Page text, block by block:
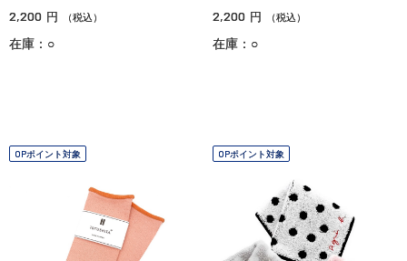
2,200 円 （税込）
在庫：○
2,200 円 （税込）
在庫：○
OPポイント対象 OPポイント対象